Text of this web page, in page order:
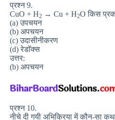
प्रश्न 9.
CuO + H2 → Cu + H2O किस
(a) उपचयन
(b) अपचयन
(c) उदासीनीकरण
(d) रेडॉक्स
उत्तर:
(b) अपचयन
प्रश्न 10.
नीचे दी गयी अभिक्रिया में कौन-सा